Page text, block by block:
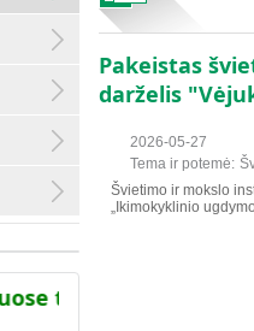
turimi duomenys
Pakeistas
darželis
2026-05-27
Tema ir potemė:
Švietimo ir mokslo
„Ikimokyklinio